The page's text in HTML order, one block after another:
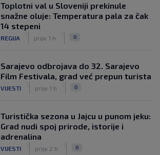
Toplotni val u Sloveniji prekinule
snažne oluje: Temperatura pala za čak
14 stepeni
REGIJA prije 1 h 0
Sarajevo odbrojava do 32. Sarajevo
Film Festivala, grad već prepun turista
VIJESTI prije 1 h 0
Turistička sezona u Jajcu u punom jeku:
Grad nudi spoj prirode, istorije i
adrenalina
VIJESTI prije 2 h 0